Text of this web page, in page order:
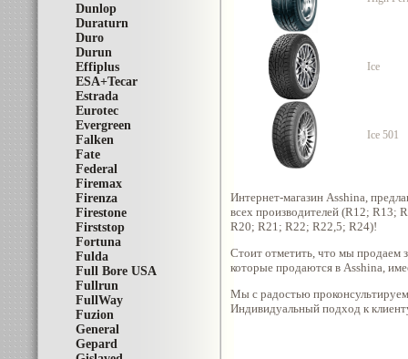
Dunlop
Duraturn
Duro
Durun
Effiplus
ESA+Tecar
Estrada
Eurotec
Evergreen
Falken
Fate
Federal
Firemax
Firenza
Firestone
Firststop
Fortuna
Fulda
Full Bore USA
Fullrun
FullWay
Fuzion
General
Gepard
Ice
Ice 501
Интернет-магазин Asshina,
всех производителей (R12;
R20; R21; R22; R22,5; R24)!
Стоит отметить, что мы продаем
которые продаются в Asshina,
Мы с радостью
Индивидуальный подход к